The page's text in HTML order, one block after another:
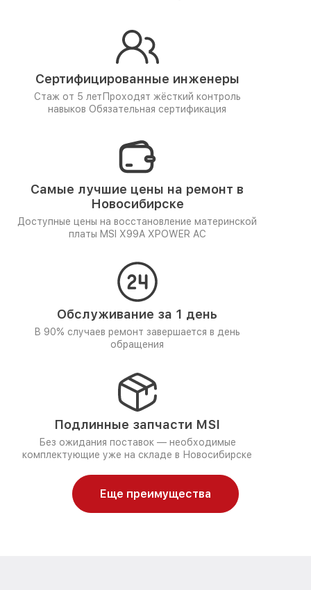
Сертифицированные инженеры
Стаж от 5 лет Проходят жёсткий контроль
навыков Обязательная сертификация
Самые лучшие цены на ремонт в
Новосибирске
Доступные цены на восстановление материнской
платы MSI X99A XPOWER AC
Обслуживание за 1 день
В 90% случаев ремонт завершается в день
обращения
Подлинные запчасти MSI
Без ожидания поставок — необходимые
комплектующие уже на складе в Новосибирске
Еще преимущества